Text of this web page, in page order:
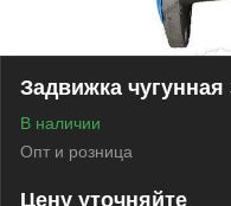
Задвижка
В наличии
Опт и розница
Цену уточняйте